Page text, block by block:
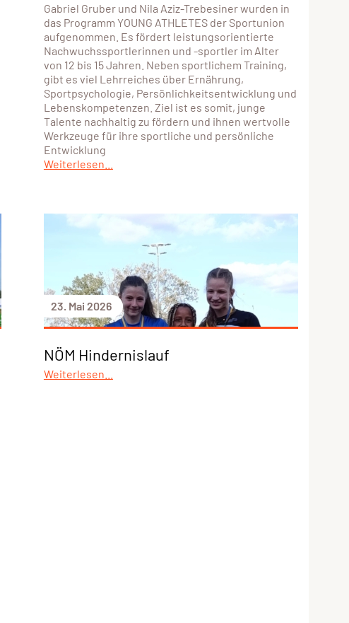
Gabriel Gruber und Nila Aziz-Trebesiner wurden in
das Programm YOUNG ATHLETES der Sportunion
aufgenommen. Es fördert leistungsorientierte
Nachwuchssportlerinnen und -sportler im Alter
von 12 bis 15 Jahren. Neben sportlichem Training,
gibt es viel Lehrreiches über Ernährung,
Sportpsychologie, Persönlichkeitsentwicklung und
Lebenskompetenzen. Ziel ist es somit, junge
Talente nachhaltig zu fördern und ihnen wertvolle
Werkzeuge für ihre sportliche und persönliche
Entwicklung
Weiterlesen...
23. Mai 2026
NÖM Hindernislauf
Weiterlesen...